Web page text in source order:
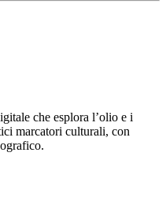
che esplora l’olio e i
marcatori culturali, con